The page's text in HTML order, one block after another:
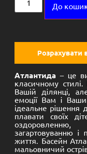
До
Розрахувати
Атлантида – це
класичному
Вашій ділянці,
емоції Вам і
ідеальне рішення
плавати своїх
загартовуванню і
життя. Басейн
мальовничий